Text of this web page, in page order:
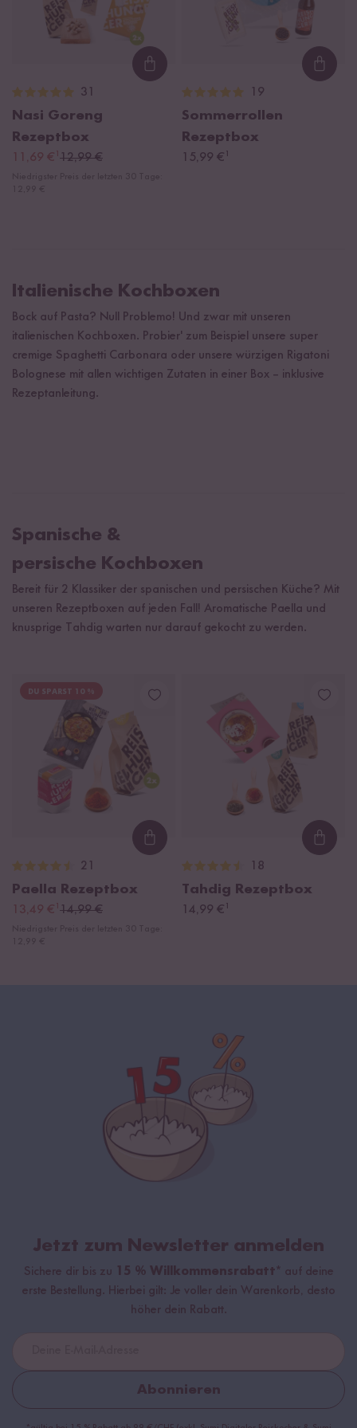
Loading...
31
Nasi Goreng
Rezeptbox
11,69 € ¹12,99 €
19
Sommerrollen
Rezeptbox
15,99 € ¹
Italienische Kochboxen
Bock auf Pasta? Null Problemo! Und zwar mit unseren
italienischen Kochboxen. Probier' zum Beispiel unsere super
cremige Spaghetti Carbonara oder unsere würzigen Rigatoni
Bolognese mit allen wichtigen Zutaten in einer Box – inklusive
Rezeptanleitung.
Spanische &
persische Kochboxen
Bereit für 2 Klassiker der spanischen und persischen Küche? Mit
unseren Rezeptboxen auf jeden Fall! Aromatische Paella und
knusprige Tahdig warten nur darauf gekocht zu werden.
DU SPARST 10 %
Loading...
21
Paella Rezeptbox
13,49 € ¹14,99 €
18
Tahdig Rezeptbox
14,99 € ¹
Jetzt zum Newsletter anmelden
Sichere dir bis zu 15 % Willkommensrabatt* auf deine
erste Bestellung. Hierbei gilt: Je voller dein Warenkorb, desto
höher dein Rabatt.
Abonnieren